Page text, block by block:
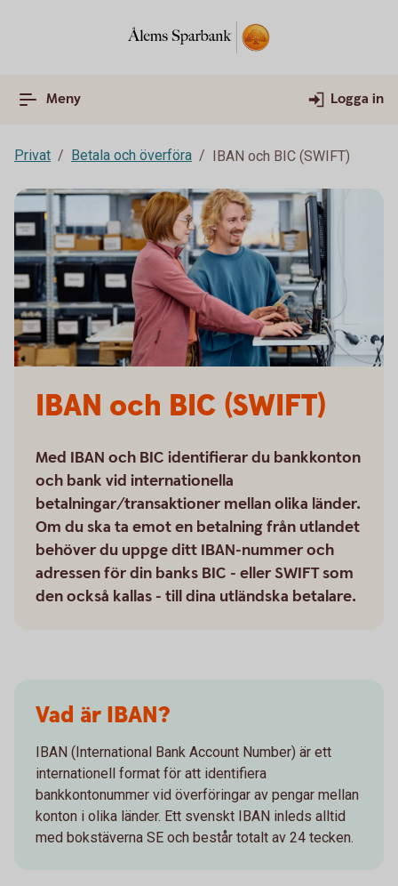
Meny Logga in
Privat Betala och överföra IBAN och BIC (SWIFT)
IBAN och BIC (SWIFT)
Med IBAN och BIC identifierar du bankkonton
och bank vid internationella
betalningar/transaktioner mellan olika länder.
Om du ska ta emot en betalning från utlandet
behöver du uppge ditt IBAN-nummer och
adressen för din banks BIC - eller SWIFT som
den också kallas - till dina utländska betalare.
Vad är IBAN?
IBAN (International Bank Account Number) är ett
internationell format för att identifiera
bankkontonummer vid överföringar av pengar mellan
konton i olika länder. Ett svenskt IBAN inleds alltid
med bokstäverna SE och består totalt av 24 tecken.